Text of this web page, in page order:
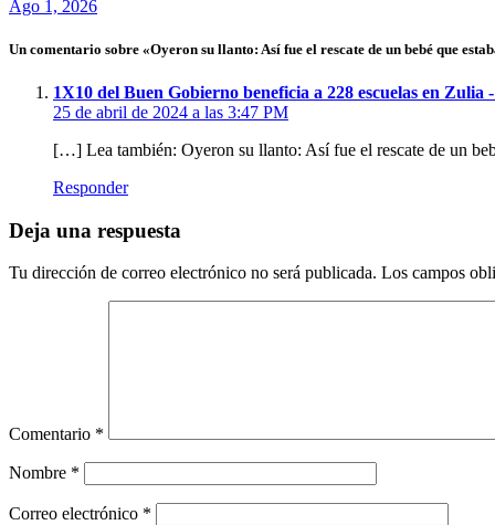
Ago 1, 2026
Un comentario sobre «Oyeron su llanto: Así fue el rescate de un bebé que
1X10 del Buen Gobierno beneficia a 228 escuelas en Zulia
25 de abril de 2024 a las 3:47 PM
[…] Lea también: Oyeron su llanto: Así fue el rescate de un
Responder
Deja una respuesta
Tu dirección de correo electrónico no será publicada. Los campos
Comentario *
Nombre *
Correo electrónico *